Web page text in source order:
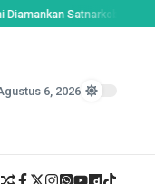
Satnarkoba Jadi
6, 2026